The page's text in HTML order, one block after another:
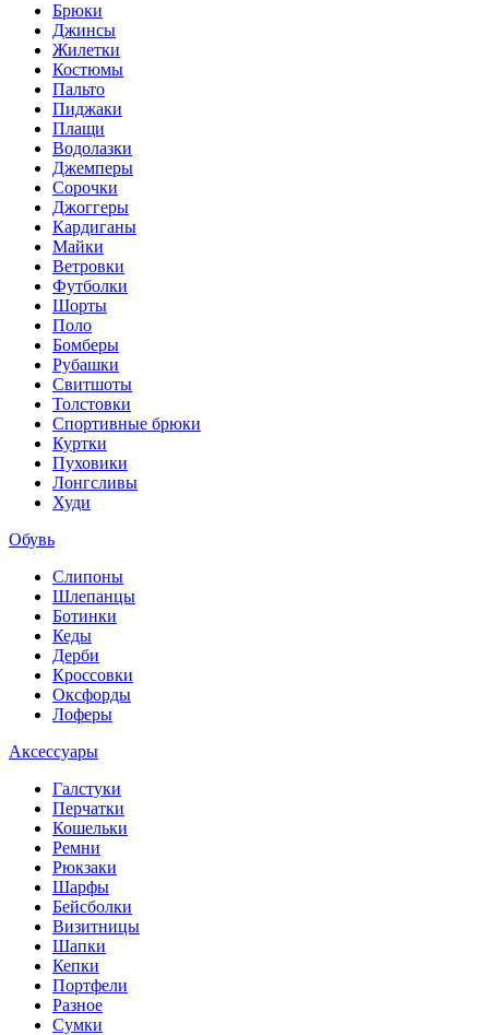
Брюки
Джинсы
Жилетки
Костюмы
Пальто
Пиджаки
Плащи
Водолазки
Джемперы
Сорочки
Джоггеры
Кардиганы
Майки
Ветровки
Футболки
Шорты
Поло
Бомберы
Рубашки
Свитшоты
Толстовки
Спортивные брюки
Куртки
Пуховики
Лонгсливы
Худи
Обувь
Слипоны
Шлепанцы
Ботинки
Кеды
Дерби
Кроссовки
Оксфорды
Лоферы
Аксессуары
Галстуки
Перчатки
Кошельки
Ремни
Рюкзаки
Шарфы
Бейсболки
Визитницы
Шапки
Кепки
Портфели
Разное
Сумки